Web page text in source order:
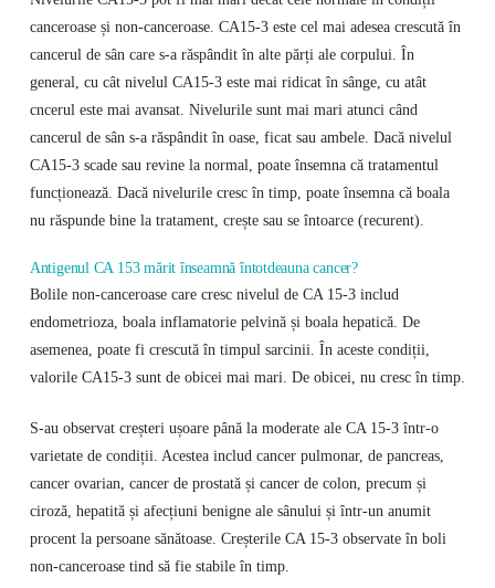
canceroase și non-canceroase. CA15-3 este cel mai adesea crescută în
cancerul de sân care s-a răspândit în alte părți ale corpului. În
general, cu cât nivelul CA15-3 este mai ridicat în sânge, cu atât
cncerul este mai avansat. Nivelurile sunt mai mari atunci când
cancerul de sân s-a răspândit în oase, ficat sau ambele. Dacă nivelul
CA15-3 scade sau revine la normal, poate însemna că tratamentul
funcționează. Dacă nivelurile cresc în timp, poate însemna că boala
nu răspunde bine la tratament, crește sau se întoarce (recurent).
Antigenul CA 153 mărit înseamnă întotdeauna cancer?
Bolile non-canceroase care cresc nivelul de CA 15-3 includ
endometrioza, boala inflamatorie pelvină și boala hepatică. De
asemenea, poate fi crescută în timpul sarcinii. În aceste condiții,
valorile CA15-3 sunt de obicei mai mari. De obicei, nu cresc în timp.
S-au observat creșteri ușoare până la moderate ale CA 15-3 într-o
varietate de condiții. Acestea includ cancer pulmonar, de pancreas,
cancer ovarian, cancer de prostată și cancer de colon, precum și
ciroză, hepatită și afecțiuni benigne ale sânului și într-un anumit
procent la persoane sănătoase. Creșterile CA 15-3 observate în boli
non-canceroase tind să fie stabile în timp.